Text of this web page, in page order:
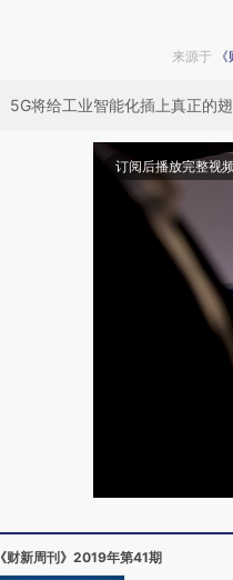
来源于
5G将给工业智能化插上真正的
订阅后播放完整视
《财新周刊》2019年第41期